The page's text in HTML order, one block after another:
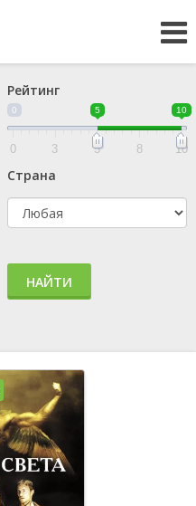
Рейтинг
0 5 10
0 3 5 8 10
Страна
НАЙТИ